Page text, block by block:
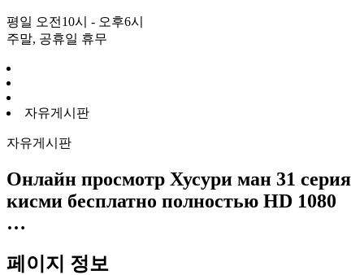
평일 오전10시 - 오후6시
주말, 공휴일 휴무
자유게시판
자유게시판
Онлайн просмотр Хусури ман 31 серия
кисми бесплатно полностью HD 1080
…
페이지 정보